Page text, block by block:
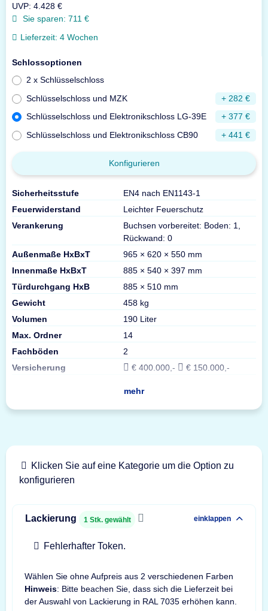
UVP: 4.428 €
Sie sparen: 711 €
Lieferzeit: 4 Wochen
Schlossoptionen
2 x Schlüsselschloss
Schlüsselschloss und MZK
+ 282 €
Schlüsselschloss und Elektronikschloss LG-39E
+ 377 €
Schlüsselschloss und Elektronikschloss CB90
+ 441 €
Konfigurieren
Sicherheitsstufe
EN4 nach EN1143-1
Feuerwiderstand
Leichter Feuerschutz
Verankerung
Buchsen vorbereitet: Boden: 1,
Rückwand: 0
Außenmaße HxBxT
965 × 620 × 550 mm
Innenmaße HxBxT
885 × 540 × 397 mm
Türdurchgang HxB
885 × 510 mm
Gewicht
458 kg
Volumen
190 Liter
Max. Ordner
14
Fachböden
2
Versicherung
€ 400.000,- € 150.000,-
mehr
Klicken Sie auf eine Kategorie um die Option zu
konfigurieren
Lackierung 1 Stk. gewählt einklappen
Fehlerhafter Token.
Wählen Sie ohne Aufpreis aus 2 verschiedenen Farben
Hinweis: Bitte beachen Sie, dass sich die Lieferzeit bei
der Auswahl von Lackierung in RAL 7035 erhöhen kann.